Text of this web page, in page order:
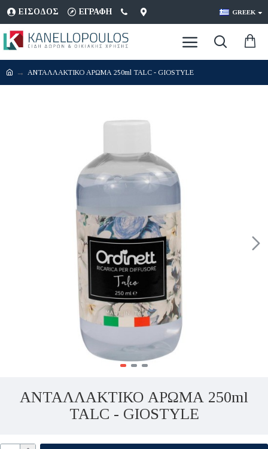
ΕΊΣΟΔΟΣ ΕΓΡΑΦΉ GREEK
ΑΝΤΑΛΛΑΚΤΙΚΟ ΑΡΩΜΑ 250ml TALC - GIOSTYLE
ΑΝΤΑΛΛΑΚΤΙΚΟ ΑΡΩΜΑ 250ml
TALC - GIOSTYLE